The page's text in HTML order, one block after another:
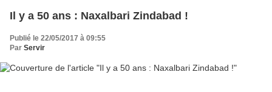
Il y a 50 ans : Naxalbari Zindabad !
Publié le 22/05/2017 à 09:55
Par Servir